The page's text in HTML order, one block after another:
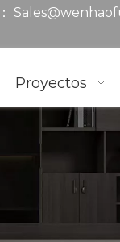
Proyectos